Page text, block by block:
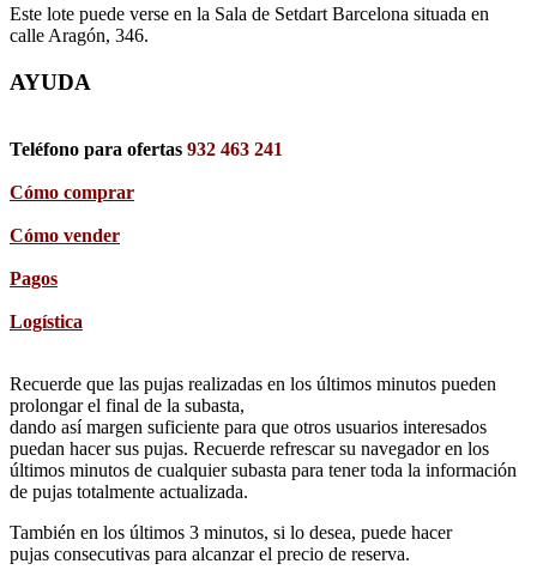
Este lote puede verse en la Sala de Setdart Barcelona situada en
calle Aragón, 346.
AYUDA
Teléfono para ofertas 932 463 241
Cómo comprar
Cómo vender
Pagos
Logística
Recuerde que las pujas realizadas en los últimos minutos pueden
prolongar el final de la subasta,
dando así margen suficiente para que otros usuarios interesados
puedan hacer sus pujas. Recuerde refrescar su navegador en los
últimos minutos de cualquier subasta para tener toda la información
de pujas totalmente actualizada.
También en los últimos 3 minutos, si lo desea, puede hacer
pujas consecutivas para alcanzar el precio de reserva.